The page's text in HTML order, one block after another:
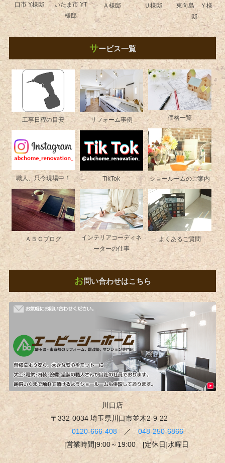
口市 Y様邸
いたま市 YT
様邸
Ａ様邸
Ｕ様邸
東向島 Ｙ様
邸
サービス一覧
工事日程の目安 リフォーム事例 価格一覧
ショールームのご案内
職人、只今現場中！ TikTok
ＡＢＣブログ よくあるご質問
インテリアコーディネ
ーターの仕事
お問い合わせはこちら
川口店
〒332-0034 埼玉県川口市並木2-9-22
0120-666-408 ／ 048-250-6866
[営業時間]9:00～19:00 [定休日]水曜日